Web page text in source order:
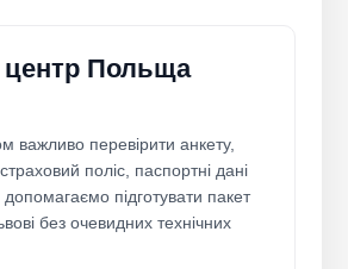
центр Польща
важливо перевірити анкету,
поліс, паспортні дані
підготувати пакет
без очевидних технічних